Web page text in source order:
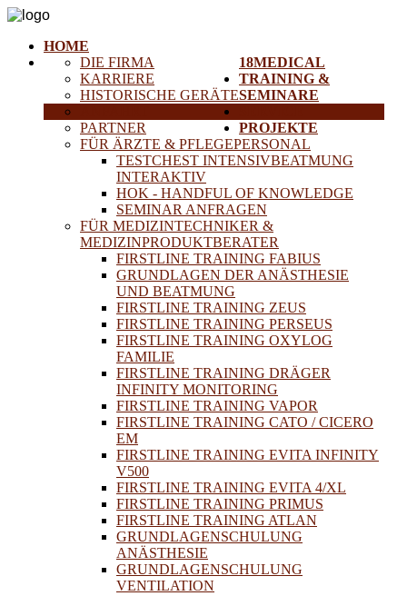
HOME
18MEDICAL
DIE FIRMA
KARRIERE
HISTORISCHE GERÄTE
PARTNER
TRAINING &
SEMINARE
FÜR ÄRZTE & PFLEGEPERSONAL
TESTCHEST INTENSIVBEATMUNG
INTERAKTIV
HOK - HANDFUL OF KNOWLEDGE
SEMINAR ANFRAGEN
FÜR MEDIZINTECHNIKER &
MEDIZINPRODUKTBERATER
FIRSTLINE TRAINING FABIUS
GRUNDLAGEN DER ANÄSTHESIE
UND BEATMUNG
FIRSTLINE TRAINING ZEUS
FIRSTLINE TRAINING PERSEUS
FIRSTLINE TRAINING OXYLOG
FAMILIE
FIRSTLINE TRAINING DRÄGER
INFINITY MONITORING
FIRSTLINE TRAINING VAPOR
FIRSTLINE TRAINING CATO / CICERO
EM
FIRSTLINE TRAINING EVITA INFINITY
V500
FIRSTLINE TRAINING EVITA 4/XL
FIRSTLINE TRAINING PRIMUS
FIRSTLINE TRAINING ATLAN
GRUNDLAGENSCHULUNG
ANÄSTHESIE
GRUNDLAGENSCHULUNG
VENTILATION
PROJEKTE